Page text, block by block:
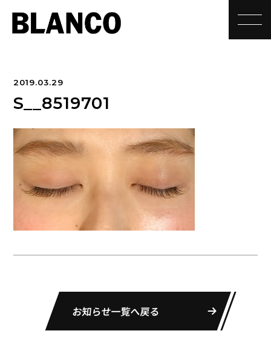
2019.03.29
S__8519701
お知らせ一覧へ戻る